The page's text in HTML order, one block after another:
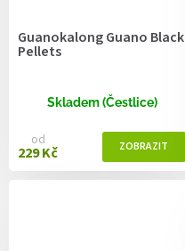
Guanokalong Guano Black
Pellets
Skladem (Čestlice)
od
229 Kč